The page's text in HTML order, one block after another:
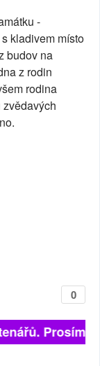
-
kladivem místo
budov na
z rodin
rodina
0
Prosíme,